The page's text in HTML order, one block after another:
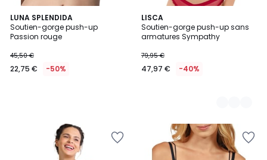
LUNA SPLENDIDA
Soutien-gorge push-up
Passion rouge
45,50 €
22,75 € -50%
LISCA
Soutien-gorge push-up sans
armatures Sympathy
79,95 €
47,97 € -40%
2
Couleurs